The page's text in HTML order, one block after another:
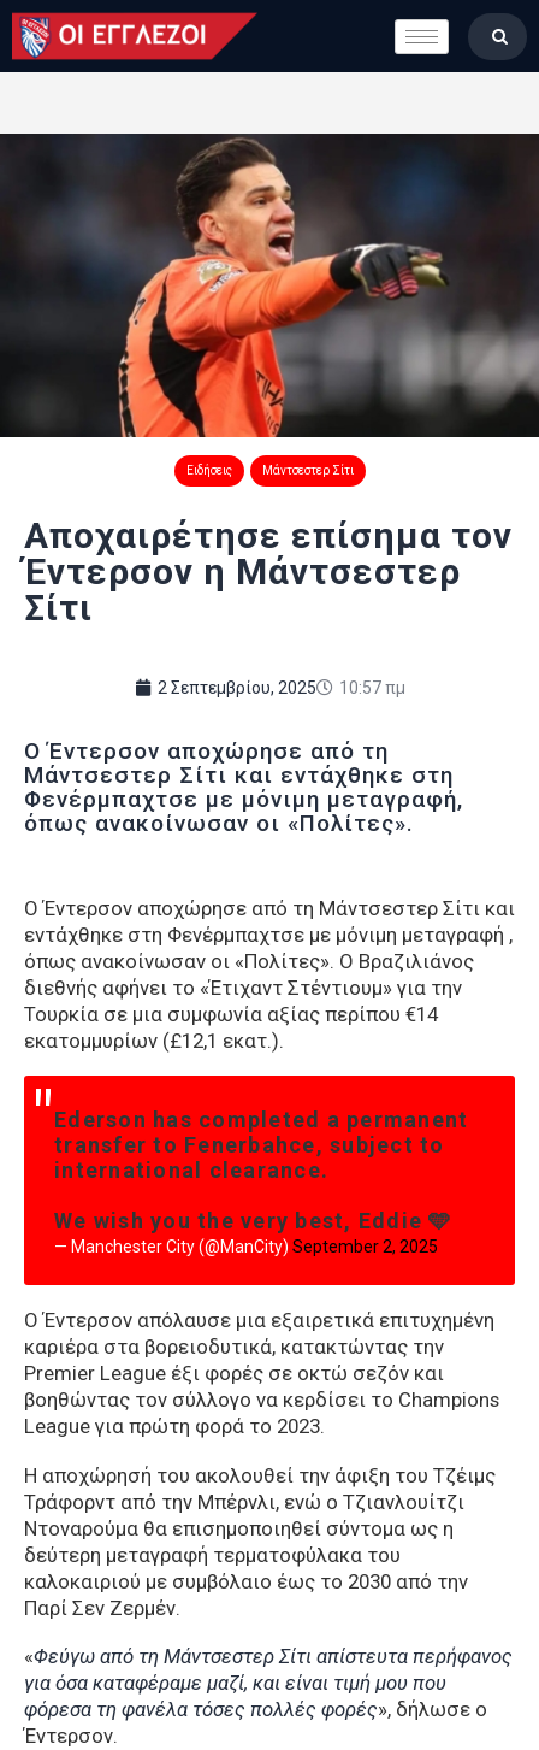
LONDON CALLING
ΚΑΤΗΓΟΡΙΕΣ
ΒΑΘΜΟΛΟΓΙΕΣ
ΟΜΑΔΕΣ
ΠΟΙΟΙ ΕΙΜΑΣΤΕ
Ειδήσεις Μάντσεστερ Σίτι
Αποχαιρέτησε επίσημα τον
Έντερσον η Μάντσεστερ
Σίτι
2 Σεπτεμβρίου, 2025 10:57 πμ
Ο Έντερσον αποχώρησε από τη
Μάντσεστερ Σίτι και εντάχθηκε στη
Φενέρμπαχτσε με μόνιμη μεταγραφή,
όπως ανακοίνωσαν οι «Πολίτες».
Ο Έντερσον αποχώρησε από τη Μάντσεστερ Σίτι και
εντάχθηκε στη Φενέρμπαχτσε με μόνιμη μεταγραφή ,
όπως ανακοίνωσαν οι «Πολίτες». Ο Βραζιλιάνος
διεθνής αφήνει το «Έτιχαντ Στέντιουμ» για την
Τουρκία σε μια συμφωνία αξίας περίπου €14
εκατομμυρίων (£12,1 εκατ.).
Ederson has completed a permanent
transfer to Fenerbahce, subject to
international clearance.
We wish you the very best, Eddie 🩵
— Manchester City (@ManCity)September 2, 2025
Ο Έντερσον απόλαυσε μια εξαιρετικά επιτυχημένη
καριέρα στα βορειοδυτικά, κατακτώντας την
Premier League έξι φορές σε οκτώ σεζόν και
βοηθώντας τον σύλλογο να κερδίσει το Champions
League για πρώτη φορά το 2023.
Η αποχώρησή του ακολουθεί την άφιξη του Τζέιμς
Τράφορντ από την Μπέρνλι, ενώ ο Τζιανλουίτζι
Ντοναρούμα θα επισημοποιηθεί σύντομα ως η
δεύτερη μεταγραφή τερματοφύλακα του
καλοκαιριού με συμβόλαιο έως το 2030 από την
Παρί Σεν Ζερμέν.
«Φεύγω από τη Μάντσεστερ Σίτι απίστευτα περήφανος
για όσα καταφέραμε μαζί, και είναι τιμή μου που
φόρεσα τη φανέλα τόσες πολλές φορές», δήλωσε ο
Έντερσον.